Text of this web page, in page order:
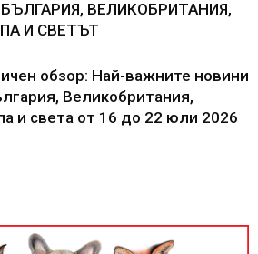
ВЕЛИКОБРИТАНИЯ,
И СВЕТЪТ
обзор: Най-важните новини
Великобритания,
и света от 16 до 22 юли 2026